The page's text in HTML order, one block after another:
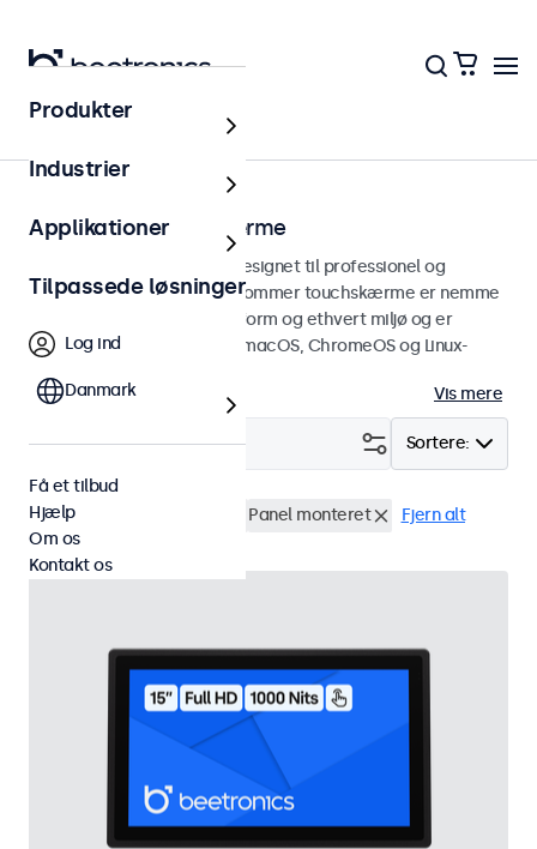
Touchskærme
15 tommer touchskærme
15 tommer touchskærme designet til professionel og
kontinuerlig brug. Disse 15-tommer touchskærme er nemme
at integrere i enhver brugsform og ethvert miljø og er
kompatible med Windows, macOS, ChromeOS og Linux-
Vis mere
Sortere:
Filter (1)
15 tommer touchskærme Panel monteret Fjern alt
Produkter
Industrier
Applikationer
Tilpassede løsninger
Log ind
Danmark
Få et tilbud
Hjælp
Om os
Kontakt os